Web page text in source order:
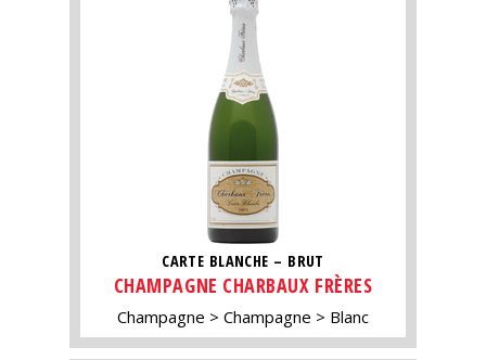
CARTE BLANCHE – BRUT
CHAMPAGNE CHARBAUX FRÈRES
Champagne Champagne Blanc